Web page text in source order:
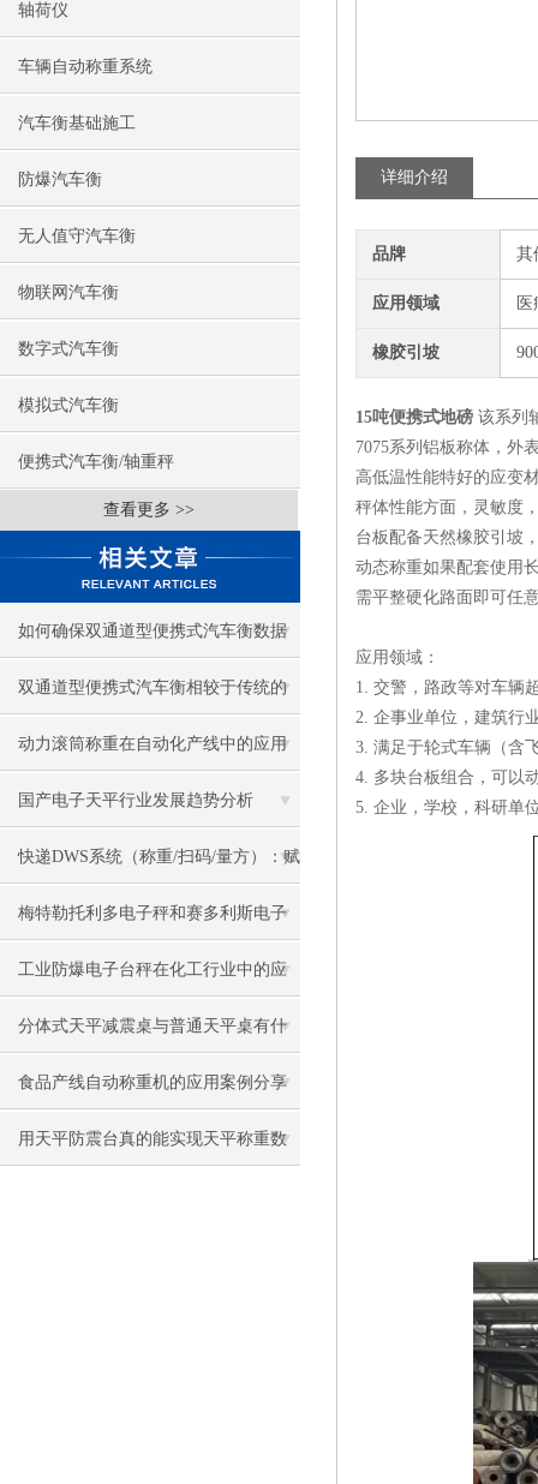
轴荷仪
车辆自动称重系统
汽车衡基础施工
防爆汽车衡
无人值守汽车衡
物联网汽车衡
数字式汽车衡
模拟式汽车衡
便携式汽车衡/轴重秤
查看更多 >>
如何确保双通道型便携式汽车衡数据
的稳定性与安全性？
双通道型便携式汽车衡相较于传统的
汽车衡提高了称重效率
动力滚筒称重在自动化产线中的应用
优势
国产电子天平行业发展趋势分析
快递DWS系统（称重/扫码/量方）：赋
能物流高效运转，筑牢精准管控防线
梅特勒托利多电子秤和赛多利斯电子
秤那个好？
工业防爆电子台秤在化工行业中的应
用
分体式天平减震桌与普通天平桌有什
么区别
食品产线自动称重机的应用案例分享
用天平防震台真的能实现天平称重数
详细介绍
品牌 其
应用领域
橡胶引坡
15吨便携式地磅 该系列
7075系列铝板称体，外
高低温性能特好的应变
秤体性能方面，灵敏度
台板配备天然橡胶引坡
动态称重如果配套使用
需平整硬化路面即可任
应用领域：
1. 交警，路政等对车辆
2. 企事业单位，建筑行
3. 满足于轮式车辆（含
4. 多块台板组合，可以
5. 企业，学校，科研单